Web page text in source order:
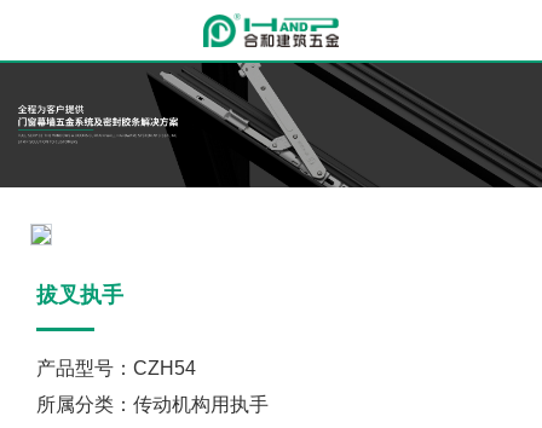
拔叉执手
产品型号：CZH54
所属分类：传动机构用执手